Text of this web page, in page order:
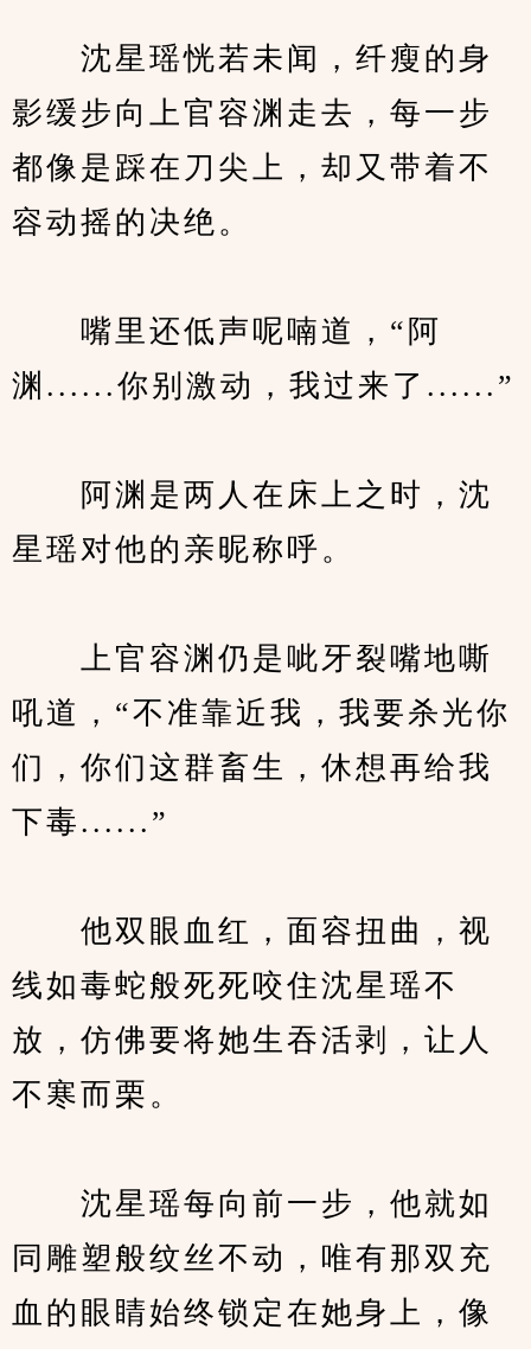
沈星瑶恍若未闻，纤瘦的身
影缓步向上官容渊走去，每一步
都像是踩在刀尖上，却又带着不
容动摇的决绝。
嘴里还低声呢喃道，“阿
渊......你别激动，我过来了......”
阿渊是两人在床上之时，沈
星瑶对他的亲昵称呼。
上官容渊仍是呲牙裂嘴地嘶
吼道，“不准靠近我，我要杀光你
们，你们这群畜生，休想再给我
下毒......”
他双眼血红，面容扭曲，视
线如毒蛇般死死咬住沈星瑶不
放，仿佛要将她生吞活剥，让人
不寒而栗。
沈星瑶每向前一步，他就如
同雕塑般纹丝不动，唯有那双充
血的眼睛始终锁定在她身上，像